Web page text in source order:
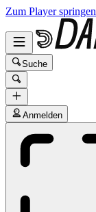
Zum Player springen
Suche
Anmelden